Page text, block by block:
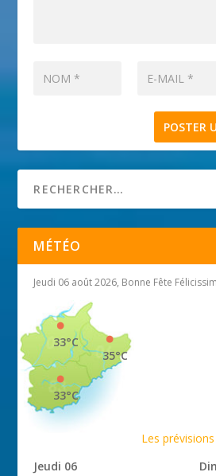
MÉTÉO
Jeudi 06 août 2026, Bonne Fête
35°C
33°C
33°C
Les prévisions
Jeudi 06